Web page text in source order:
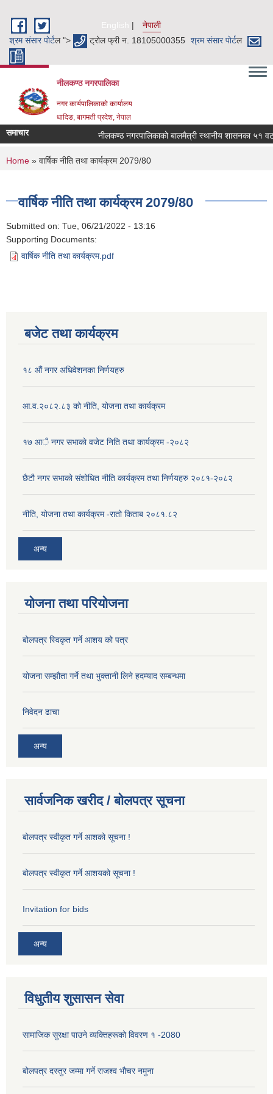
English
नेपाली
श्रम संसार पाेर्टल "> ट्रोल फ्री न. 18105000355 श्रम संसार पाेर्टल
नीलकण्ठ नगरपालिका
नगर कार्यपालिकाको कार्यालय
धादिङ, बागमती प्रदेश, नेपाल
समाचार नीलकण्ठ नगरपालिकाको बालमैत्री स्थानीय शासनका ५१
You are here
Home » वार्षिक नीति तथा कार्यक्रम 2079/80
वार्षिक नीति तथा कार्यक्रम 2079/80
Submitted on: Tue, 06/21/2022 - 13:16
Supporting Documents:
वार्षिक नीति तथा कार्यक्रम.pdf
बजेट तथा कार्यक्रम
१८ औं नगर अधिवेशनका निर्णयहरु
आ.व.२०८२.८३ को नीति, योजना तथा कार्यक्रम
१७ आै नगर सभाकाे वजेट निति तथा कार्यक्रम -२०८२
छैटौ नगर सभाको संशोधित नीति कार्यक्रम तथा निर्णयहरु २०८१-२०८२
नीति, योजना तथा कार्यक्रम -रातो किताब २०८१.८२
अन्य
योजना तथा परियोजना
बोलपत्र स्विकृत गर्ने आशय को पत्र
योजना सम्झौता गर्ने तथा भुक्तानी लिने हदम्याद सम्बन्धमा
निवेदन ढाचा
अन्य
सार्वजनिक खरीद / बोलपत्र सूचना
बोलपत्र स्वीकृत गर्ने आशको सूचना !
बोलपत्र स्वीकृत गर्ने आशयको सूचना !
Invitation for bids
अन्य
विधुतीय शुसासन सेवा
सामाजिक सुरक्षा पाउने व्यक्तिहरूको विवरण १ -2080
बोलपत्र दस्तुर जम्मा गर्ने राजश्व भौचर नमुना